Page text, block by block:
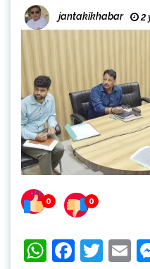
jantakikhabar 2
0 0